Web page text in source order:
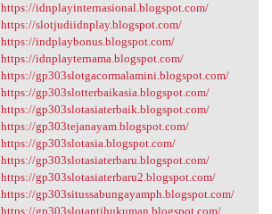
https://idnplayinternasional.blogspot.com/
https://slotjudiidnplay.blogspot.com/
https://indplaybonus.blogspot.com/
https://idnplayternama.blogspot.com/
https://gp303slotgacormalamini.blogspot.com/
https://gp303slotterbaikasia.blogspot.com/
https://gp303slotasiaterbaik.blogspot.com/
https://gp303tejanayam.blogspot.com/
https://gp303slotasia.blogspot.com/
https://gp303slotasiaterbaru.blogspot.com/
https://gp303slotasiaterbaru2.blogspot.com/
https://gp303situssabungayamph.blogspot.com/
https://gp303slotantihukuman.blogspot.com/